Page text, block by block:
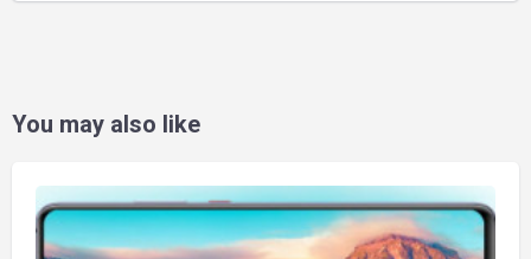
You may also like